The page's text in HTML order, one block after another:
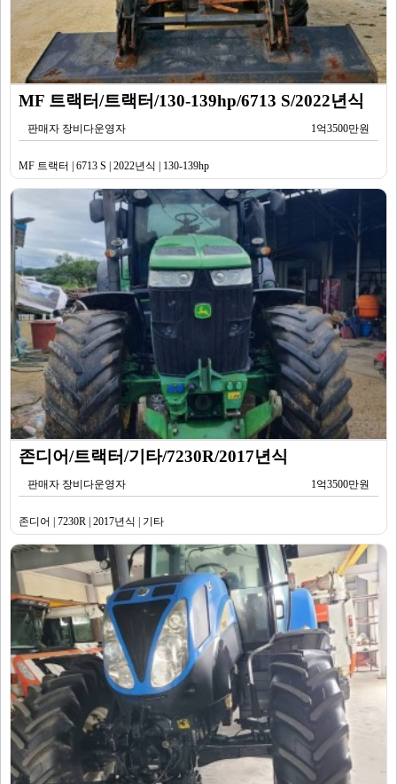
MF 트랙터/트랙터/130-139hp/6713 S/2022년식
판매자 장비다운영자 1억3500만원
MF 트랙터 | 6713 S | 2022년식 | 130-139hp
존디어/트랙터/기타/7230R/2017년식
판매자 장비다운영자 1억3500만원
존디어 | 7230R | 2017년식 | 기타